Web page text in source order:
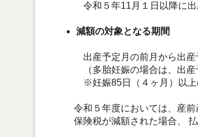
令和５年11月１日以降に出
減額の対象となる期間
出産予定月の前月から出産
（多胎妊娠の場合は、出産
※妊娠85日（４ヶ月）以
令和５年度においては、産前
保険税が減額された場合、